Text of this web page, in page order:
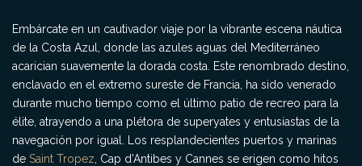
Embárcate en un cautivador viaje por la vibrante escena náutica
de la Costa Azul, donde las azules aguas del Mediterráneo
acarician suavemente la dorada costa. Este renombrado destino,
enclavado en el extremo sureste de Francia, ha sido venerado
durante mucho tiempo como el último patio de recreo para la
élite, atrayendo a una plétora de superyates y entusiastas de la
navegación por igual. Los resplandecientes puertos y marinas
de Saint Tropez , Cap d’Antibes y Cannes se erigen como hitos